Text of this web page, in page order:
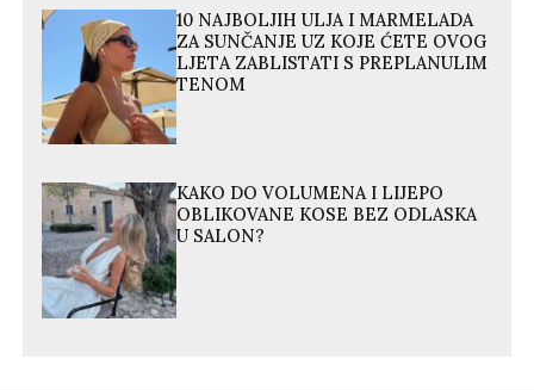
10 NAJBOLJIH ULJA I MARMELADA
ZA SUNČANJE UZ KOJE ĆETE OVOG
LJETA ZABLISTATI S PREPLANULIM
TENOM
KAKO DO VOLUMENA I LIJEPO
OBLIKOVANE KOSE BEZ ODLASKA
U SALON?